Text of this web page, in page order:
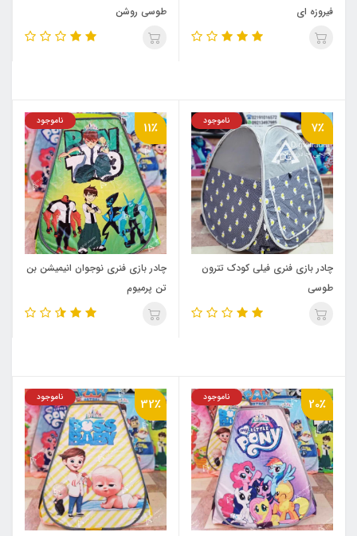
فیروزه ای
طوسی روشن
7٪ ناموجود
چادر بازی فنری فیلی کودک تترون
طوسی
11٪ ناموجود
چادر بازی فنری نوجوان انیمیشن بن
تن پرمیوم
20٪ ناموجود 32٪ ناموجود